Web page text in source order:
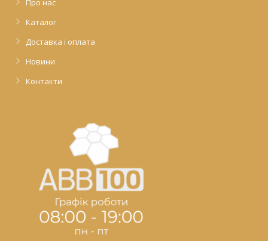
Про нас
Каталог
Доставка і оплата
Новини
Контакти